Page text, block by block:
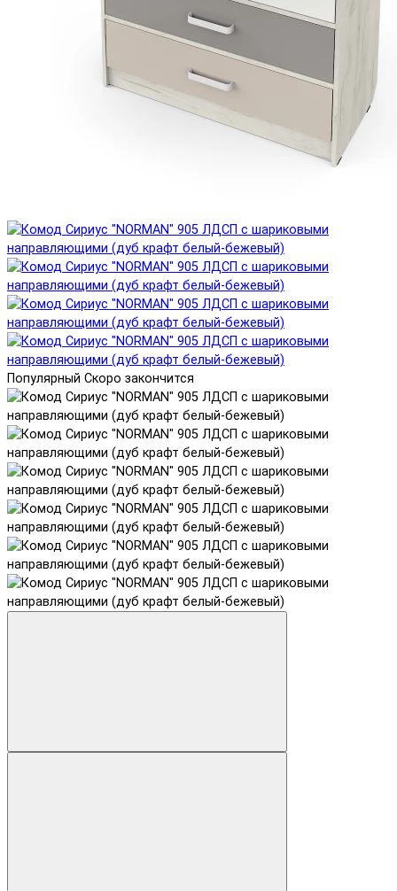
Популярный Скоро закончится